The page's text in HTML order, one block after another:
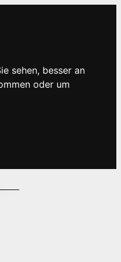
sehen, besser an
oder um